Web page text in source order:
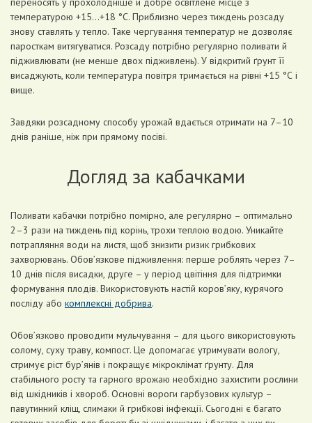
температурою +15…+18 °С. Приблизно через тиждень розсаду
знову ставлять у тепло. Таке чергування температур не дозволяє
паросткам витягуватися. Розсаду потрібно регулярно поливати й
підживлювати (не менше двох підживлень). У відкритий ґрунт її
висаджують, коли температура повітря тримається на рівні +15 °С і
вище.
Завдяки розсадному способу урожай вдається отримати на 7–10
днів раніше, ніж при прямому посіві.
Догляд за кабачками
Поливати кабачки потрібно помірно, але регулярно – оптимально
2–3 рази на тиждень під корінь, трохи теплою водою. Уникайте
потрапляння води на листя, щоб знизити ризик грибкових
захворювань. Обов’язкове підживлення: перше роблять через 7–
10 днів після висадки, друге – у період цвітіння для підтримки
формування плодів. Використовують настій коров’яку, курячого
посліду або комплексні добрива.
Обов’язково проводити мульчування – для цього використовують
солому, суху траву, компост. Це допомагає утримувати вологу,
стримує ріст бур’янів і покращує мікроклімат ґрунту. Для
стабільного росту та гарного врожаю необхідно захистити рослини
від шкідників і хвороб. Основні вороги гарбузових культур –
павутинний кліщ, слимаки й грибкові інфекції. Сьогодні є багато